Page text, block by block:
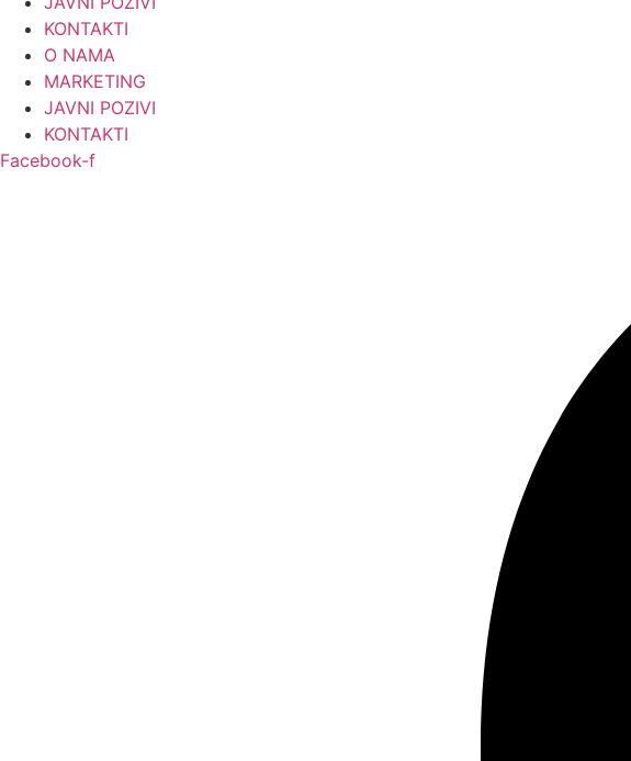
KONTAKTI
O NAMA
MARKETING
JAVNI POZIVI
KONTAKTI
Facebook-f